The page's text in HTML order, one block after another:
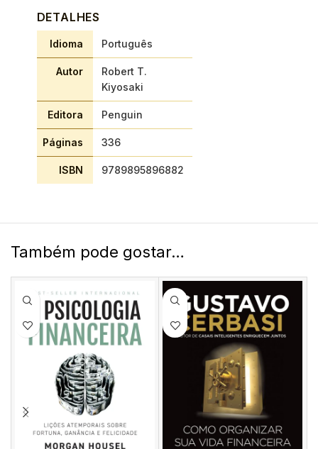
DETALHES
Idioma Português
Autor
Robert T.
Kiyosaki
Editora Penguin
Páginas 336
ISBN 9789895896882
Também pode gostar…